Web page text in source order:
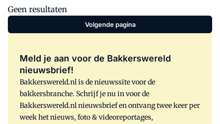
Geen resultaten
Volgende pagina
Meld je aan voor de Bakkerswereld
nieuwsbrief!
Bakkerswereld.nl is de nieuwssite voor de
bakkersbranche. Schrijf je nu in voor de
Bakkerswereld.nl nieuwsbrief en ontvang twee keer per
week het nieuws, foto & videoreportages,